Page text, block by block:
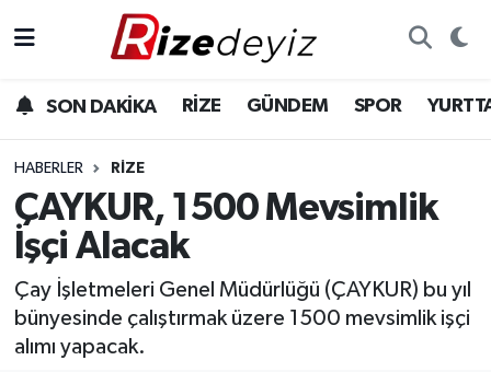
SON DAKİKA RİZE GÜNDEM SPOR
HABERLER RIZE
ÇAYKUR, 1500 Mevsimlik
İşçi Alacak
Çay İşletmeleri Genel Müdürlüğü (ÇAYKUR) bu yıl
bünyesinde çalıştırmak üzere 1500 mevsimlik işçi
alımı yapacak.
Gündem
Yurttan Haberler
Ekonomi
Teknoloji
Sağlık
Rize Hava Durumu
Rize Trafik Yoğunluk Haritası
Süper Lig Puan Durumu ve Fikstür
Tüm Manşetler
Son Dakika Haberleri